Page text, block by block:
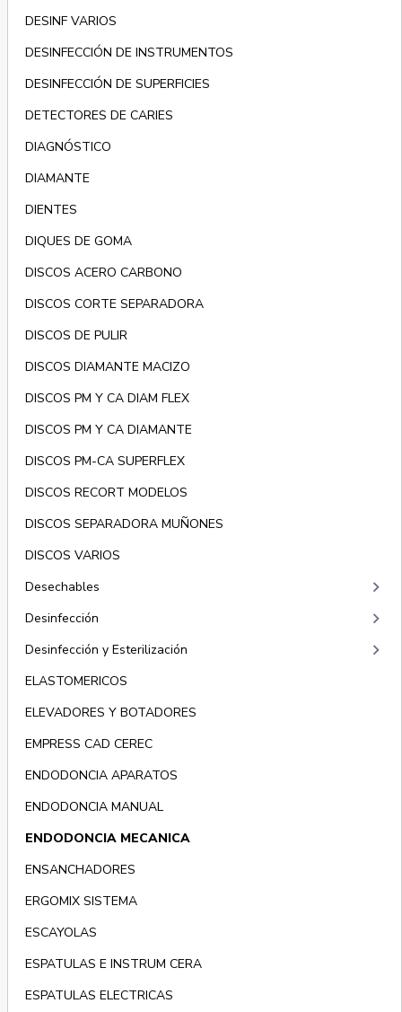
DESINF VARIOS
DESINFECCIÓN DE INSTRUMENTOS
DESINFECCIÓN DE SUPERFICIES
DETECTORES DE CARIES
DIAGNÓSTICO
DIAMANTE
DIENTES
DIQUES DE GOMA
DISCOS ACERO CARBONO
DISCOS CORTE SEPARADORA
DISCOS DE PULIR
DISCOS DIAMANTE MACIZO
DISCOS PM Y CA DIAM FLEX
DISCOS PM Y CA DIAMANTE
DISCOS PM-CA SUPERFLEX
DISCOS RECORT MODELOS
DISCOS SEPARADORA MUÑONES
DISCOS VARIOS
Desechables
keyboard_arrow_right
Desinfección keyboard_arrow_right
Desinfección y Esterilización keyboard_arrow_right
ELASTOMERICOS
ELEVADORES Y BOTADORES
EMPRESS CAD CEREC
ENDODONCIA APARATOS
ENDODONCIA MANUAL
ENDODONCIA MECANICA
ENSANCHADORES
ERGOMIX SISTEMA
ESCAYOLAS
ESPATULAS E INSTRUM CERA
ESPATULAS ELECTRICAS